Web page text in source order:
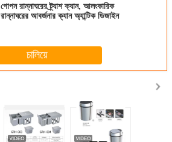
গোপন রান্নাঘরের ট্র্যাশ ক্যান, আলংকারিক
রান্নাঘরের আবর্জনার ক্যান অ্যান্টিক ডিজাইন
চালিয়ে